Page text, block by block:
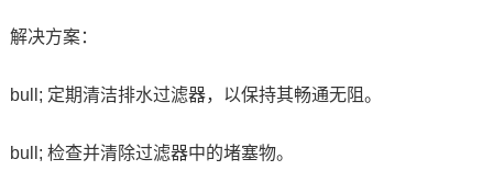
解决方案：
bull; 定期清洁排水过滤器，以保持其畅通无阻。
bull; 检查并清除过滤器中的堵塞物。